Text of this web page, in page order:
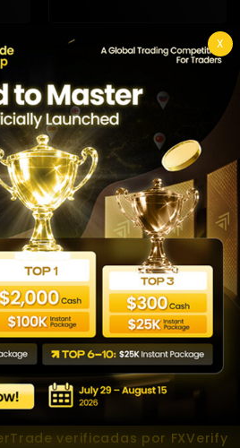
X
a nuestro
comercial!
tu desafío
verificadas por FXVerify